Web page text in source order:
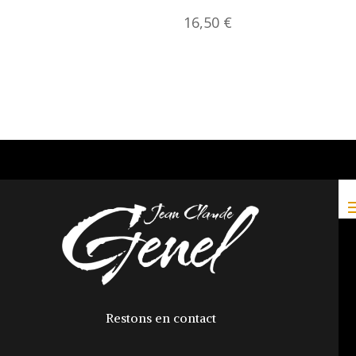
16,50 €
Restons en contact